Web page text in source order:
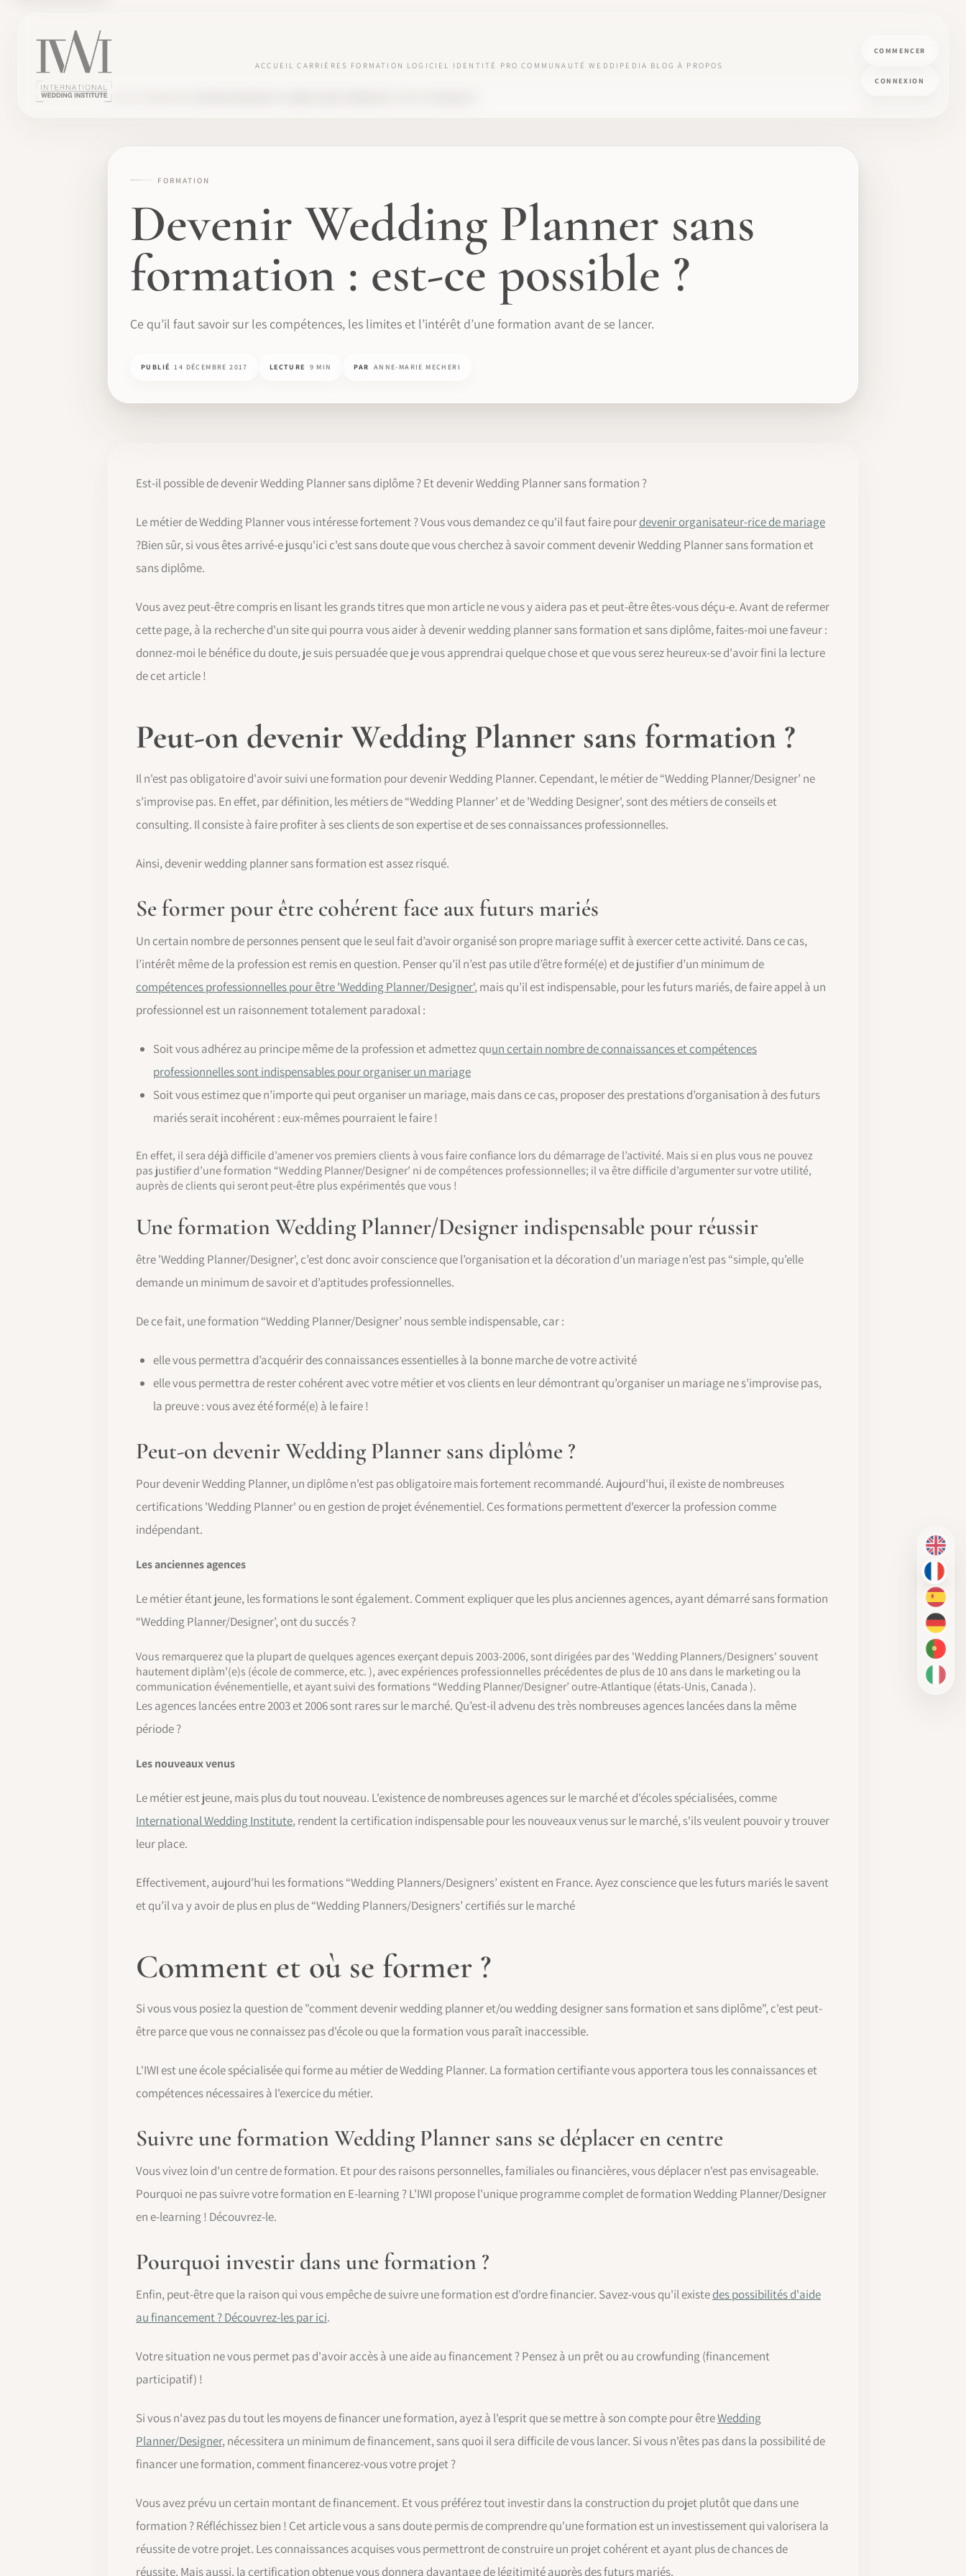
ACCUEIL CARRIÈRES FORMATION LOGICIEL IDENTITÉ PRO COMMUNAUTÉ WEDDIPEDIA BLOG À PROPOS
COMMENCER
CONNEXION
EN
FR
ES
DE
PT-BR
IT
FORMATION
Devenir Wedding Planner sans
formation : est-ce possible ?
Ce qu’il faut savoir sur les compétences, les limites et l’intérêt d’une formation avant de se lancer.
PUBLIÉ 14 DÉCEMBRE 2017 LECTURE 9 MIN PAR ANNE-MARIE MECHERI
Est-il possible de devenir Wedding Planner sans diplôme ? Et devenir Wedding Planner sans formation ?
Le métier de Wedding Planner vous intéresse fortement ? Vous vous demandez ce qu'il faut faire pourdevenir organisateur-rice de mariage
?Bien sûr, si vous êtes arrivé-e jusqu'ici c'est sans doute que vous cherchez à savoir comment devenir Wedding Planner sans formation et
sans diplôme.
Vous avez peut-être compris en lisant les grands titres que mon article ne vous y aidera pas et peut-être êtes-vous déçu-e. Avant de refermer
cette page, à la recherche d'un site qui pourra vous aider à devenir wedding planner sans formation et sans diplôme, faites-moi une faveur :
donnez-moi le bénéfice du doute, je suis persuadée que je vous apprendrai quelque chose et que vous serez heureux-se d'avoir fini la lecture
de cet article !
Peut-on devenir Wedding Planner sans formation ?
Il n'est pas obligatoire d'avoir suivi une formation pour devenir Wedding Planner. Cependant, le métier de “Wedding Planner/Designer’ ne
s’improvise pas. En effet, par définition, les métiers de “Wedding Planner’ et de 'Wedding Designer', sont des métiers de conseils et
consulting. Il consiste à faire profiter à ses clients de son expertise et de ses connaissances professionnelles.
Ainsi, devenir wedding planner sans formation est assez risqué.
Se former pour être cohérent face aux futurs mariés
Un certain nombre de personnes pensent que le seul fait d’avoir organisé son propre mariage suffit à exercer cette activité. Dans ce cas,
l’intérêt même de la profession est remis en question. Penser qu’il n’est pas utile d’être formé(e) et de justifier d’un minimum de
compétences professionnelles pour être 'Wedding Planner/Designer', mais qu’il est indispensable, pour les futurs mariés, de faire appel à un
professionnel est un raisonnement totalement paradoxal :
Soit vous adhérez au principe même de la profession et admettez quun certain nombre de connaissances et compétences
professionnelles sont indispensables pour organiser un mariage
Soit vous estimez que n’importe qui peut organiser un mariage, mais dans ce cas, proposer des prestations d’organisation à des futurs
mariés serait incohérent : eux-mêmes pourraient le faire !
En effet, il sera déjà difficile d’amener vos premiers clients à vous faire confiance lors du démarrage de l’activité. Mais si en plus vous ne pouvez
pas justifier d’une formation “Wedding Planner/Designer’ ni de compétences professionnelles; il va être difficile d’argumenter sur votre utilité,
auprès de clients qui seront peut-être plus expérimentés que vous !
Une formation Wedding Planner/Designer indispensable pour réussir
être 'Wedding Planner/Designer', c’est donc avoir conscience que l’organisation et la décoration d’un mariage n’est pas “simple, qu’elle
demande un minimum de savoir et d’aptitudes professionnelles.
De ce fait, une formation “Wedding Planner/Designer’ nous semble indispensable, car :
elle vous permettra d’acquérir des connaissances essentielles à la bonne marche de votre activité
elle vous permettra de rester cohérent avec votre métier et vos clients en leur démontrant qu’organiser un mariage ne s’improvise pas,
la preuve : vous avez été formé(e) à le faire !
Peut-on devenir Wedding Planner sans diplôme ?
Pour devenir Wedding Planner, un diplôme n'est pas obligatoire mais fortement recommandé. Aujourd'hui, il existe de nombreuses
certifications 'Wedding Planner' ou en gestion de projet événementiel. Ces formations permettent d'exercer la profession comme
indépendant.
Les anciennes agences
Le métier étant jeune, les formations le sont également. Comment expliquer que les plus anciennes agences, ayant démarré sans formation
“Wedding Planner/Designer’, ont du succés ?
Vous remarquerez que la plupart de quelques agences exerçant depuis 2003-2006, sont dirigées par des 'Wedding Planners/Designers' souvent
hautement diplàm’(e)s (école de commerce, etc. ), avec expériences professionnelles précédentes de plus de 10 ans dans le marketing ou la
communication événementielle, et ayant suivi des formations “Wedding Planner/Designer’ outre-Atlantique (états-Unis, Canada ).
Les agences lancées entre 2003 et 2006 sont rares sur le marché. Qu’est-il advenu des très nombreuses agences lancées dans la même
période ?
Les nouveaux venus
Le métier est jeune, mais plus du tout nouveau. L'existence de nombreuses agences sur le marché et d'écoles spécialisées, comme
International Wedding Institute, rendent la certification indispensable pour les nouveaux venus sur le marché, s'ils veulent pouvoir y trouver
leur place.
Effectivement, aujourd’hui les formations “Wedding Planners/Designers’ existent en France. Ayez conscience que les futurs mariés le savent
et qu’il va y avoir de plus en plus de “Wedding Planners/Designers’ certifiés sur le marché
Comment et où se former ?
Si vous vous posiez la question de "comment devenir wedding planner et/ou wedding designer sans formation et sans diplôme", c'est peut-
être parce que vous ne connaissez pas d'école ou que la formation vous paraît inaccessible.
L'IWI est une école spécialisée qui forme au métier de Wedding Planner. La formation certifiante vous apportera tous les connaissances et
compétences nécessaires à l'exercice du métier.
Suivre une formation Wedding Planner sans se déplacer en centre
Vous vivez loin d'un centre de formation. Et pour des raisons personnelles, familiales ou financières, vous déplacer n'est pas envisageable.
Pourquoi ne pas suivre votre formation en E-learning ? L'IWI propose l'unique programme complet de formation Wedding Planner/Designer
en e-learning ! Découvrez-le.
Pourquoi investir dans une formation ?
Enfin, peut-être que la raison qui vous empêche de suivre une formation est d'ordre financier. Savez-vous qu'il existedes possibilités d'aide
au financement ? Découvrez-les par ici.
Votre situation ne vous permet pas d'avoir accès à une aide au financement ? Pensez à un prêt ou au crowfunding (financement
participatif) !
Si vous n'avez pas du tout les moyens de financer une formation, ayez à l'esprit que se mettre à son compte pour êtreWedding
Planner/Designer, nécessitera un minimum de financement, sans quoi il sera difficile de vous lancer. Si vous n'êtes pas dans la possibilité de
financer une formation, comment financerez-vous votre projet ?
Vous avez prévu un certain montant de financement. Et vous préférez tout investir dans la construction du projet plutôt que dans une
formation ? Réfléchissez bien ! Cet article vous a sans doute permis de comprendre qu'une formation est un investissement qui valorisera la
réussite de votre projet. Les connaissances acquises vous permettront de construire un projet cohérent et ayant plus de chances de
réussite. Mais aussi, la certification obtenue vous donnera davantage de légitimité auprès des futurs mariés.